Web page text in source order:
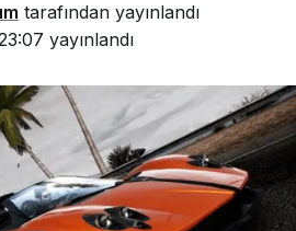
tarafından yayınlandı
yayınlandı